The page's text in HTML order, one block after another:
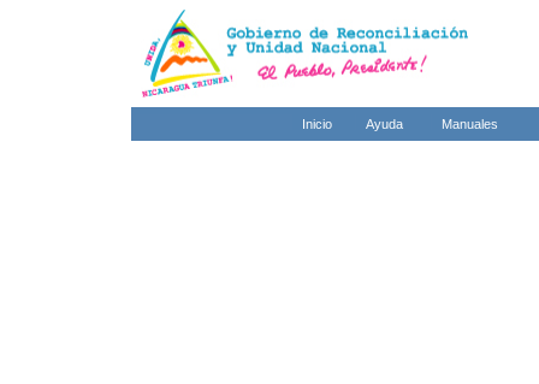
Inicio Ayuda Manuales